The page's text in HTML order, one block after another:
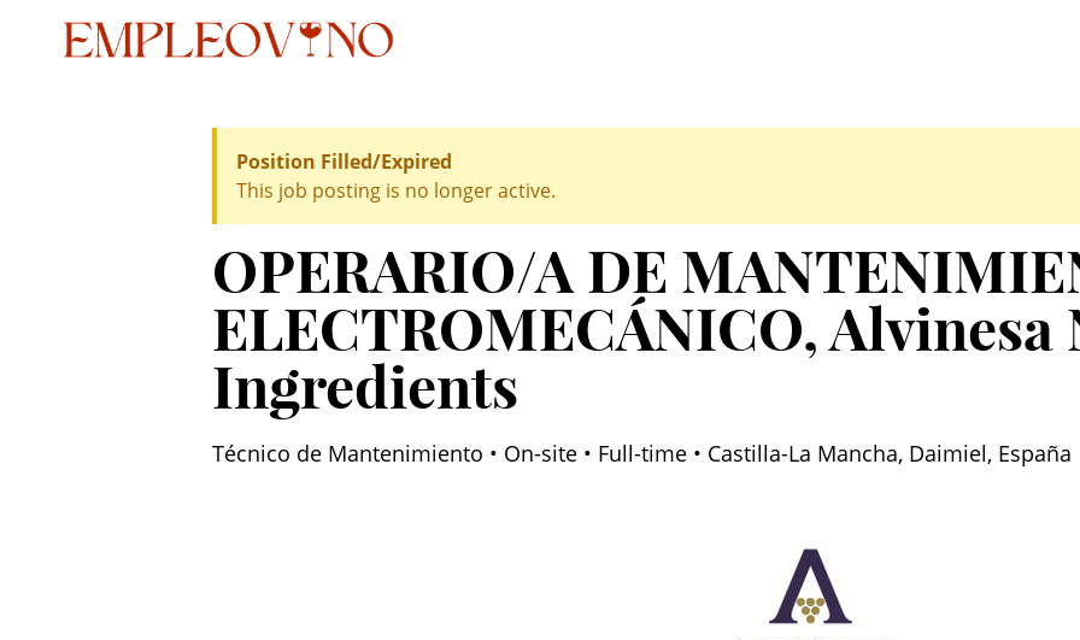
Position Filled/Expired
This job posting is no longer active.
OPERARIO/A DE
ELECTROMECÁNICO, Alvinesa
Ingredients
Técnico de Mantenimiento • On-site • Full-time • Castilla-La Mancha, Daimiel, España